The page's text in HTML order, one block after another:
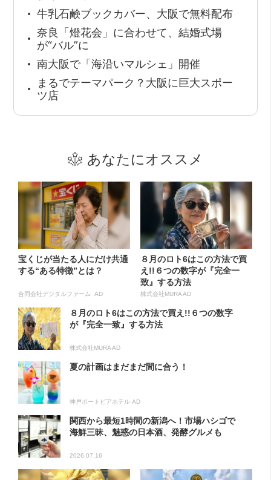
牛乳石鹸ブックカバー、大阪で無料配布
奈良「燈花会」に合わせて、結婚式場
が“バル”に
南大阪で「海沿いマルシェ」開催
まるでテーマパーク？大阪に巨大スポー
ツ店
あなたにオススメ
宝くじが当たる人にだけ共通
する“ある特徴”とは？
合同会社デジタルファーム AD
８月のロト6はこの方法で買
え!!６つの数字が『完全一
致』する方法
株式会社MURA AD
８月のロト6はこの方法で買え!!６つの数字
が『完全一致』する方法
株式会社MURA AD
夏の計画はまだまだ間に合う！
神戸ポートピアホテル AD
関西から最短1時間の新潟へ！市場ハシゴで
海鮮三昧、魅惑の日本酒、発酵グルメも
2026.07.16